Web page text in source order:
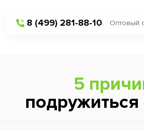
8 (499) 281-88-10 Оптовый
5
подружиться